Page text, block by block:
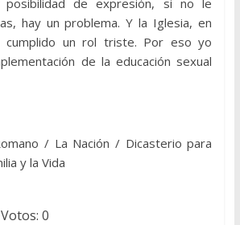
hay un problema. Y la Iglesia, en
cumplido un rol triste. Por eso yo
de la educación sexual
/ La Nación / Dicasterio para
y la Vida
0